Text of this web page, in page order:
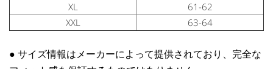
XL
61-62
XXL
63-64
● サイズ情報はメーカーによって提供されており、完全な